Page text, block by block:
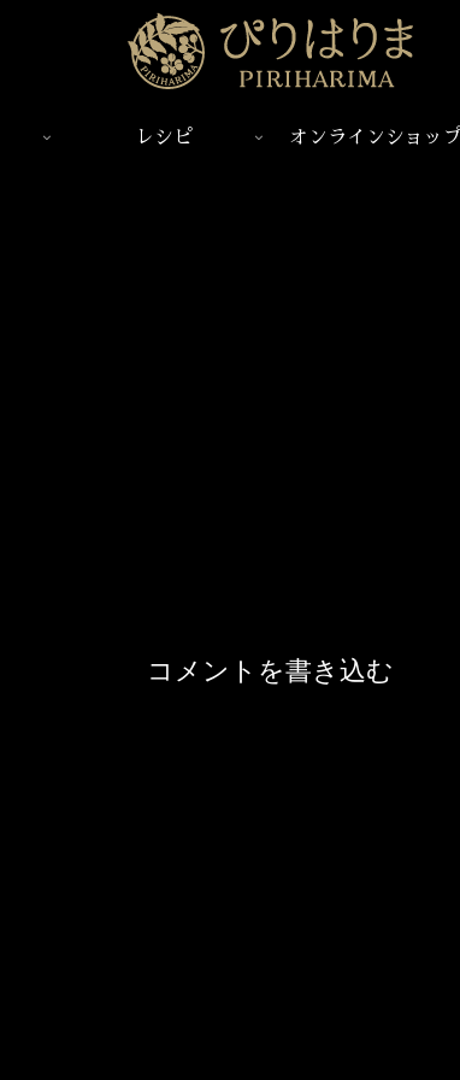
レシピ オンラインショップ
コメントを書き込む